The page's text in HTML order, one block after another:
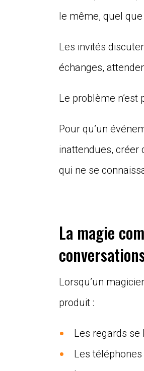
le même, quel
Les invités
échanges,
Le problème n’est
Pour qu’un
inattendues, créer
qui ne se
La magie
Lorsqu’un
produit :
Les regards se
Les